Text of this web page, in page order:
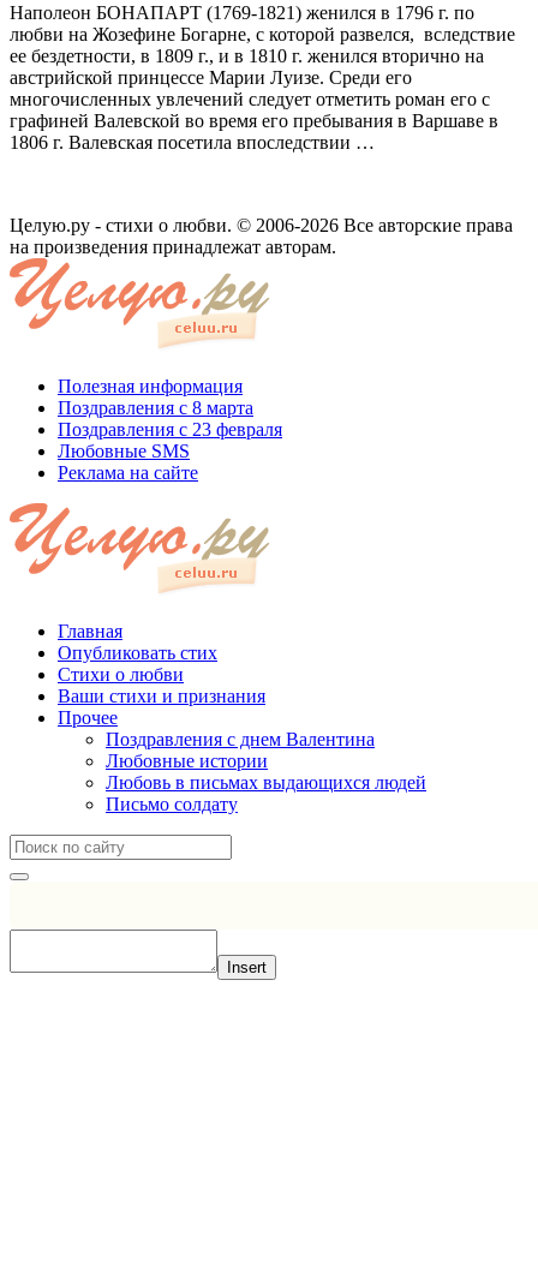
Наполеон БОНАПАРТ (1769-1821) же­нился в 1796 г. по
любви на Жозефине Богарне, с которой развелся, вследствие
ее бездетности, в 1809 г., и в 1810 г. женил­ся вторично на
австрийской принцессе Марии­ Луизе. Среди его
многочисленных увлечений следует отметить роман его с
графиней Валевской во время его пребывания в Вар­шаве в
1806 г. Валевская посетила впослед­ствии …
Целую.ру - стихи о любви. © 2006-2026 Все авторские права
на произведения принадлежат авторам.
Полезная информация
Поздравления с 8 марта
Поздравления с 23 февраля
Любовные SMS
Реклама на сайте
Главная
Опубликовать стих
Стихи о любви
Ваши стихи и признания
Прочее
Поздравления с днем Валентина
Любовные истории
Любовь в письмах выдающихся людей
Письмо солдату
Insert